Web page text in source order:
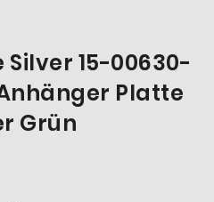
15-00630-
Platte
Grün